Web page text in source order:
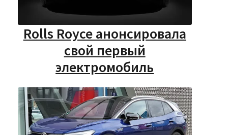
Rolls Royce анонсировала
свой первый
электромобиль